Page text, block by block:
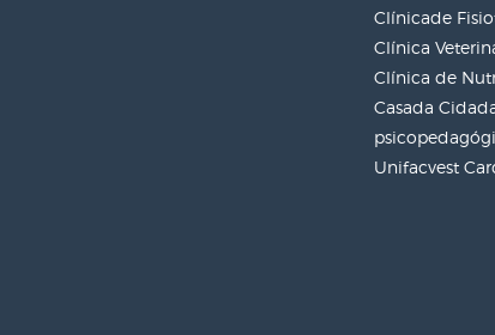
Clínicade
Clínica
Clínica de
Casada
Unifacvest